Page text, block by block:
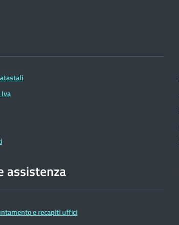
assistenza
e recapiti uffici